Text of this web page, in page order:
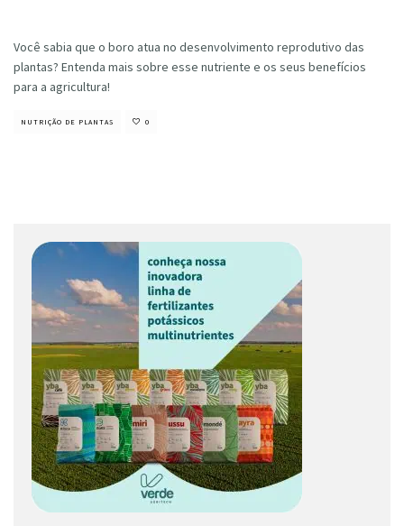
Você sabia que o boro atua no desenvolvimento reprodutivo das
plantas? Entenda mais sobre esse nutriente e os seus benefícios
para a agricultura!
NUTRIÇÃO DE PLANTAS 0